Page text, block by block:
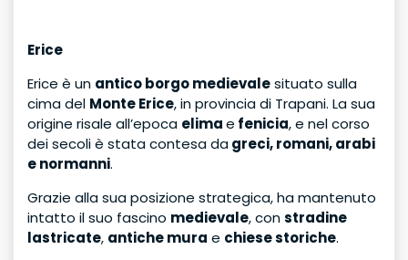
Erice
Erice è un antico borgo medievalesituato sulla
cima del Monte Erice, in provincia di Trapani. La sua
origine risale all’epoca elimae fenicia, e nel corso
dei secoli è stata contesa dagreci, romani, arabi
e normanni.
Grazie alla sua posizione strategica, ha mantenuto
intatto il suo fascino medievale, constradine
lastricate, antiche mura e chiese storiche.